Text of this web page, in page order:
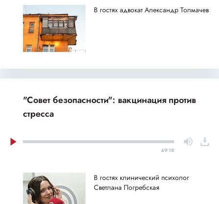
В гостях адвокат Александр Толмачев
"Совет безопасности": вакцинация против
стресса
49:18
В гостях клинический психолог
Светлана Погребская